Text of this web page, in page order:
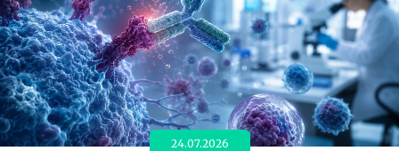
24.07.2026